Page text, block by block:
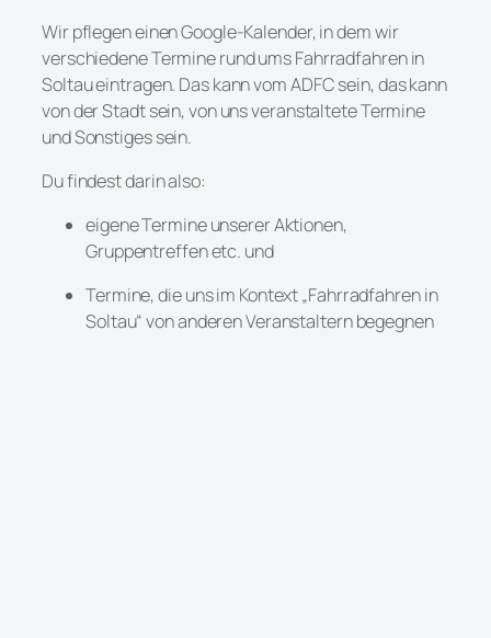
Wir pflegen einen Google-Kalender, in dem wir
verschiedene Termine rund ums Fahrradfahren in
Soltau eintragen. Das kann vom ADFC sein, das kann
von der Stadt sein, von uns veranstaltete Termine
und Sonstiges sein.
Du findest darin also:
eigene Termine unserer Aktionen,
Gruppentreffen etc. und
Termine, die uns im Kontext „Fahrradfahren in
Soltau“ von anderen Veranstaltern begegnen